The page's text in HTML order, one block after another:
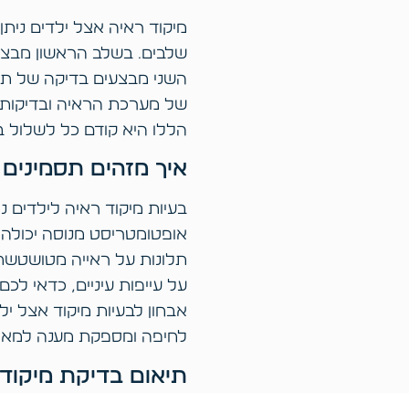
מיקוד ראיה אצל ילדים
שלבים. בשלב הראשון
השני מבצעים בדיקה של
של מערכת הראיה ובדיקות
הללו היא קודם כל לשלול
איך מזהים
בעיות מיקוד ראיה
אופטומטריסט מנוסה
תלונות על ראייה
על עייפות עיניים, כדאי
אבחון לבעיות מיקוד אצל
לחיפה ומספקת מענה
תיאום בדיקת